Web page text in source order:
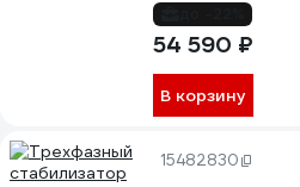
54 590 ₽
В корзину
15482830